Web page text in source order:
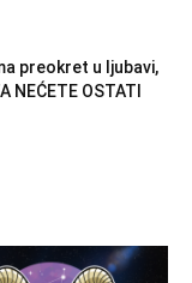
preokret u ljubavi,
NEĆETE OSTATI